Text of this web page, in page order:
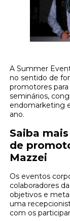
A Summer
no sentido de
promotores
seminários,
endomarketing
ano.
Saiba
de
Mazzei
Os eventos
colaboradores
objetivos e
uma
com os